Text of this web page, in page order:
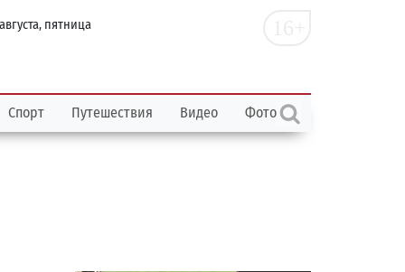
пятница
Спорт Путешествия Видео Фото